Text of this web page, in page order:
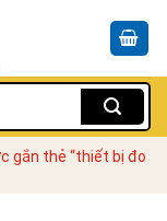
gắn thẻ “thiết bị đo